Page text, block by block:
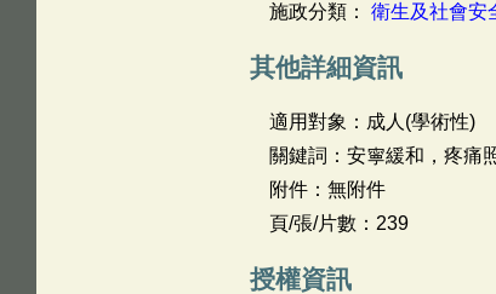
施政分類： 衛生及社會安
其他詳細資訊
適用對象：成人(學術性)
關鍵詞：安寧緩和，疼痛
附件：無附件
頁/張/片數：239
授權資訊